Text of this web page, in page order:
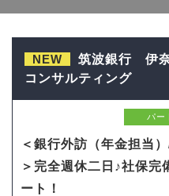
NEW
筑波銀行 伊
コンサルティング
パー
＜銀行外訪（年金担当
＞完全週休二日♪社保
ート！